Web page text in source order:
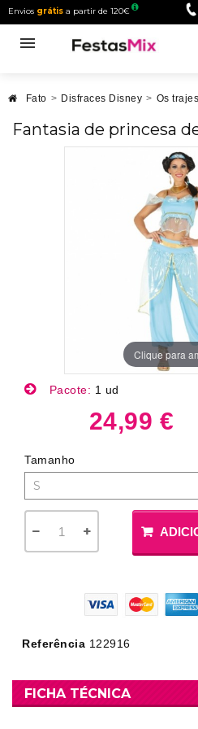
Envios grátis a partir de 120€
Fato > Disfraces Disney > Os
Fantasia de princesa
Clique para
Pacote: 1 ud
24,99 €
Tamanho
Referência 122916
FICHA TÉCNICA